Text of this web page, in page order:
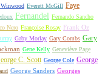
Everett McGill Faye
Fernandel Fernando Sancho
Nero Françoise Rosay Frank Oz
Gaby Morlay Gary Combs Gary
Gene Kelly Geneviève Page
C. Scott George Cole George
George Sanders Georges